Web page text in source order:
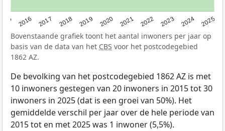
2016 2017 2018 2019 2020 2021 2022 2023 2024 2025
Bovenstaande grafiek toont het aantal inwoners per jaar op
basis van de data van het CBS voor het postcodegebied
1862 AZ.
De bevolking van het postcodegebied 1862 AZ is met
10 inwoners gestegen van 20 inwoners in 2015 tot 30
inwoners in 2025 (dat is een groei van 50%). Het
gemiddelde verschil per jaar over de hele periode van
2015 tot en met 2025 was 1 inwoner (5,5%).